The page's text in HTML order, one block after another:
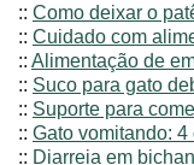
:: Como deixar o
:: Cuidado com
:: Alimentação de
:: Suco para gato
:: Suporte para
:: Gato vomitando:
:: Diarreia em